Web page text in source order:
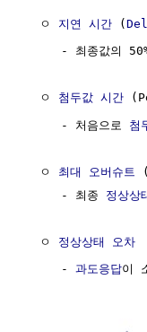
  ㅇ
지연 시간 (
- 최종값의
  ㅇ
첨두값 시간
     - 처음으로
첨
  ㅇ
최대 오버슈트 (
     - 최종
정상상
  ㅇ
정상상태 오차
     -
과도응답이